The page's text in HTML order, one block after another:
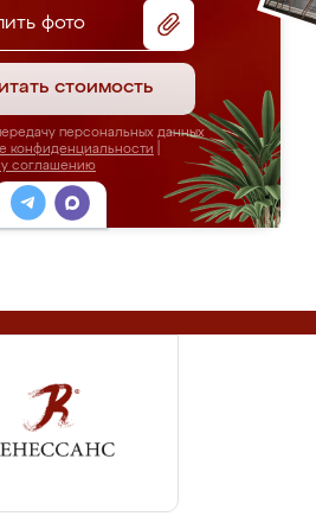
фото
стоимость
персональных данных
конфиденциальности
соглашению